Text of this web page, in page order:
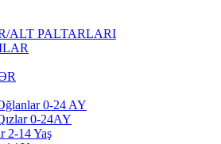
ALT PALTARLARI
0-24 AY
0-24AY
2-14 Yaş